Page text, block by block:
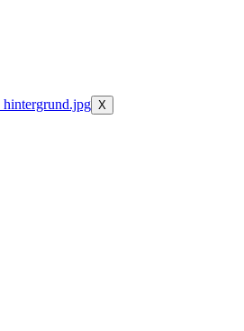
X